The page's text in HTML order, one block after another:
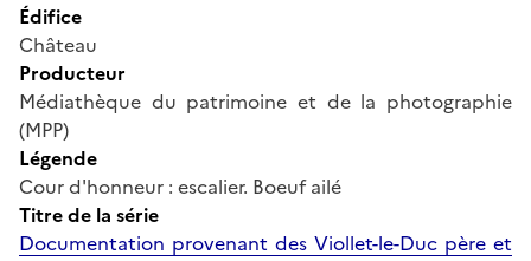
Édifice
Château
Producteur
Médiathèque du patrimoine et de la photographie
(MPP)
Légende
Cour d'honneur : escalier. Boeuf ailé
Titre de la série
Documentation provenant des Viollet-le-Duc père et